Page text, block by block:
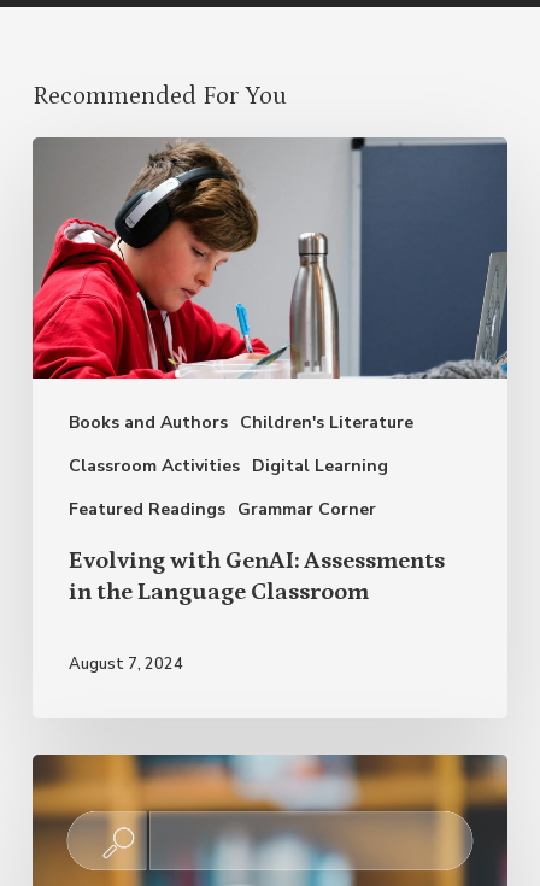
Recommended For You
Books and Authors Children's Literature
Classroom Activities Digital Learning
Featured Readings Grammar Corner
GenAI:
Assessments
in
the
Language
Classroom
Evolving with GenAI: Assessments
in the Language Classroom
August 7, 2024
Novedades
lingüísticas